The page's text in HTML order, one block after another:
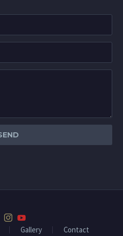
Gallery Contact